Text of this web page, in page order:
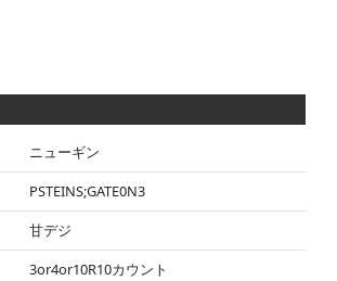
ニューギン
PSTEINS;GATE0N3
甘デジ
3or4or10R10カウント